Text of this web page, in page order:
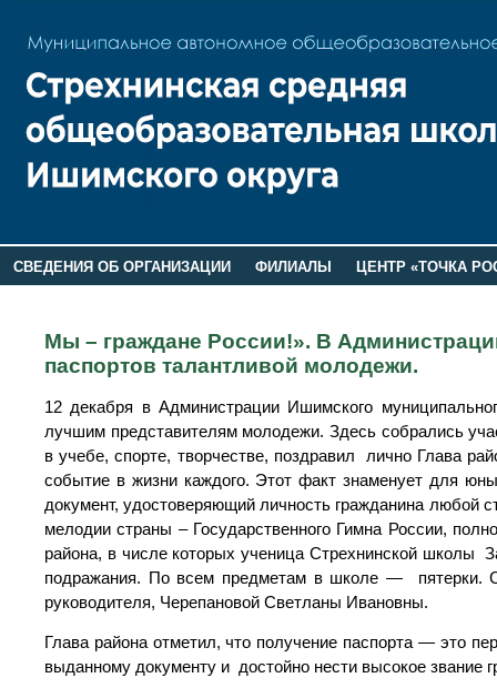
СВЕДЕНИЯ ОБ ОРГАНИЗАЦИИ ФИЛИАЛЫ
ЦЕНТР «ТОЧКА
Мы – граждане России!». В
паспортов талантливой молодежи.
12 декабря в Администрации Ишимского
лучшим представителям молодежи. Здесь собрались
в учебе, спорте, творчестве, поздравил лично Глава
событие в жизни каждого. Этот факт знаменует для
документ, удостоверяющий личность гражданина любой
мелодии страны – Государственного Гимна России,
района, в числе которых ученица Стрехнинской школы
подражания. По всем предметам в школе — пятерки.
руководителя, Черепановой Светланы Ивановны.
Глава района отметил, что получение паспорта — это
выданному документу и достойно нести высокое звание